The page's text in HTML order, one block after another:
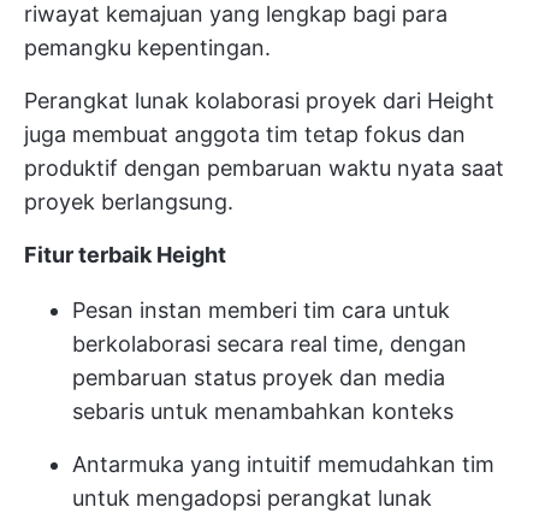
riwayat kemajuan yang lengkap bagi para
pemangku kepentingan.
Perangkat lunak kolaborasi proyek dari Height
juga membuat anggota tim tetap fokus dan
produktif dengan pembaruan waktu nyata saat
proyek berlangsung.
Fitur terbaik Height
Pesan instan memberi tim cara untuk
berkolaborasi secara real time, dengan
pembaruan status proyek dan media
sebaris untuk menambahkan konteks
Antarmuka yang intuitif memudahkan tim
untuk mengadopsi perangkat lunak